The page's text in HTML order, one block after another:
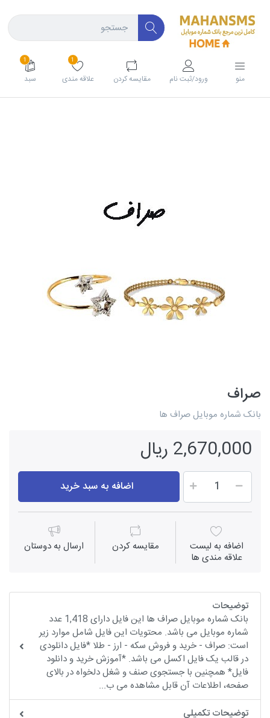
منو ورود/ثبت نام مقايسه كردن
1
علاقه مندی
1
سبد
صراف
بانک شماره موبایل صراف ها
2,670,000 ریال
اضافه به سبد خرید
اضافه به لیست
علاقه مندی ها
مقايسه كردن ارسال به دوستان
توضیحات
بانک شماره موبایل صراف ها این فایل دارای 1,418 عدد
شماره موبایل می باشد. محتویات این فایل شامل موارد زیر
است: صراف - خرید و فروش سکه - ارز - طلا *فایل دانلودی
در قالب یک فایل اکسل می باشد. *آموزش خرید و دانلود
فایل* همچنین با جستجوی صنف و شغل دلخواه در بالای
صفحه، اطلاعات آن قابل مشاهده می ب...
توضیحات تکمیلی